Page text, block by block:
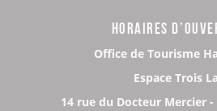
HORAIRES
Office de Tourisme
Espace Trois
14 rue du Docteur Mercier -